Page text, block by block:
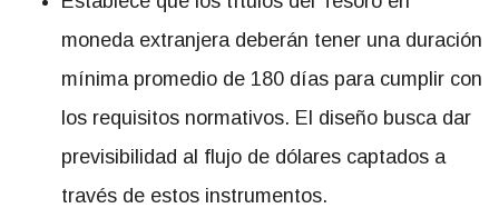
moneda extranjera deberán tener una duración
mínima promedio de 180 días para cumplir con
los requisitos normativos. El diseño busca dar
previsibilidad al flujo de dólares captados a
través de estos instrumentos.